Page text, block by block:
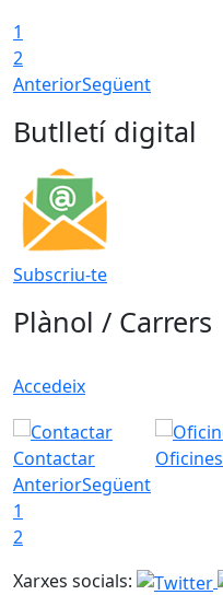
1
2
AnteriorSegüent
Butlletí digital
Subscriu-te
Plànol / Carrers
Accedeix
Contactar Oficines
AnteriorSegüent
1
2
Xarxes socials: